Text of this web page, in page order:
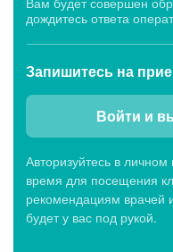
дождитесь ответа
Запишитесь на
Войти и
Авторизуйтесь в
время для посещения
рекомендациям врачей
будет у вас под рукой.